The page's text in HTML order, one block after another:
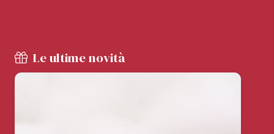
Le ultime novità